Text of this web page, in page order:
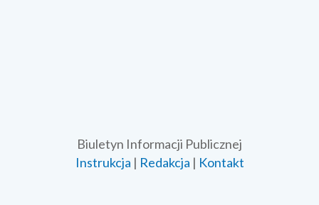
Biuletyn Informacji Publicznej
Instrukcja | Redakcja | Kontakt